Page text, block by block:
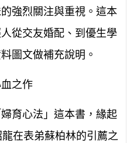
強烈關注與重視。這本
從交友婚配、到優生學
圖文做補充說明。
之作
育心法」這本書，緣起
在表弟蘇柏林的引薦之